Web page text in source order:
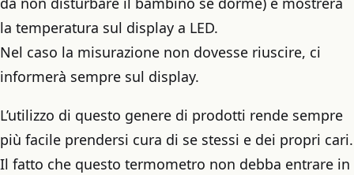
la temperatura sul display a LED.
Nel caso la misurazione non dovesse riuscire, ci
informerà sempre sul display.
L’utilizzo di questo genere di prodotti rende sempre
più facile prendersi cura di se stessi e dei propri cari.
Il fatto che questo termometro non debba entrare in